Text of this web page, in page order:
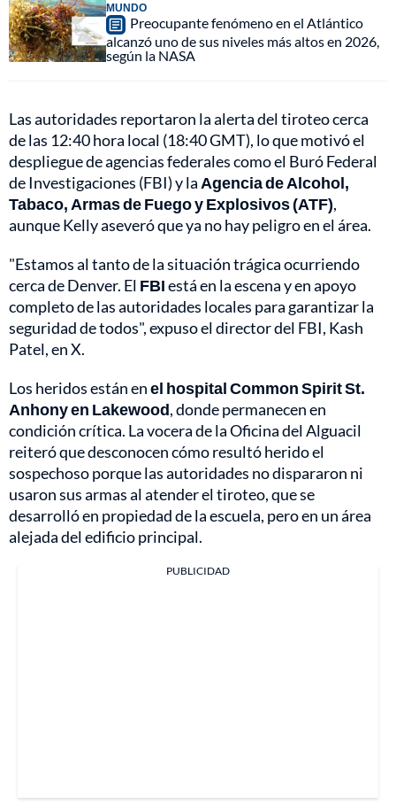
MUNDO
Preocupante fenómeno en el Atlántico
alcanzó uno de sus niveles más altos en 2026,
según la NASA
Las autoridades reportaron la alerta del tiroteo cerca
de las 12:40 hora local (18:40 GMT), lo que motivó el
despliegue de agencias federales como el Buró Federal
de Investigaciones (FBI) y la Agencia de Alcohol,
Tabaco, Armas de Fuego y Explosivos (ATF),
aunque Kelly aseveró que ya no hay peligro en el área.
"Estamos al tanto de la situación trágica ocurriendo
cerca de Denver. El FBIestá en la escena y en apoyo
completo de las autoridades locales para garantizar la
seguridad de todos", expuso el director del FBI, Kash
Patel, en X.
Los heridos están enel hospital Common Spirit St.
Anhony en Lakewood, donde permanecen en
condición crítica. La vocera de la Oficina del Alguacil
reiteró que desconocen cómo resultó herido el
sospechoso porque las autoridades no dispararon ni
usaron sus armas al atender el tiroteo, que se
desarrolló en propiedad de la escuela, pero en un área
alejada del edificio principal.
PUBLICIDAD